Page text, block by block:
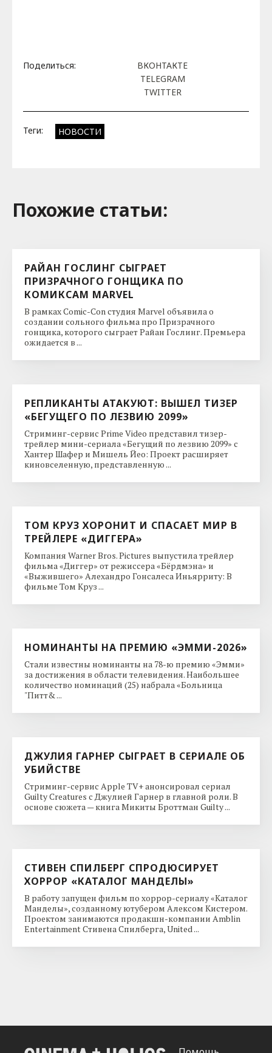
Поделиться:
ВКОНТАКТЕ
TELEGRAM
TWITTER
Теги: НОВОСТИ
Похожие cтатьи:
РАЙАН ГОСЛИНГ СЫГРАЕТ
ПРИЗРАЧНОГО ГОНЩИКА ПО
КОМИКСАМ MARVEL
В рамках Comic-Con студия Marvel объявила о
создании сольного фильма про Призрачного
гонщика, которого сыграет Райан Гослинг. Премьера
ожидается в ...
РЕПЛИКАНТЫ АТАКУЮТ: ВЫШЕЛ ТИЗЕР
«БЕГУЩЕГО ПО ЛЕЗВИЮ 2099»
Стриминг-сервис Prime Video представил тизер-
трейлер мини-сериала «Бегущий по лезвию 2099» с
Хантер Шафер и Мишель Йео: Проект расширяет
киновселенную, представленную ...
ТОМ КРУЗ ХОРОНИТ И СПАСАЕТ МИР В
ТРЕЙЛЕРЕ «ДИГГЕРА»
Компания Warner Bros. Pictures выпустила трейлер
фильма «Диггер» от режиссера «Бёрдмэна» и
«Выжившего» Алехандро Гонсалеса Иньярриту: В
фильме Том Круз ...
НОМИНАНТЫ НА ПРЕМИЮ «ЭММИ-2026»
Стали известны номинанты на 78-ю премию «Эмми»
за достижения в области телевидения. Наибольшее
количество номинаций (25) набрала «Больница
"Питт& ...
ДЖУЛИЯ ГАРНЕР СЫГРАЕТ В СЕРИАЛЕ ОБ
УБИЙСТВЕ
Стриминг-сервис Apple TV+ анонсировал сериал
Guilty Creatures с Джулией Гарнер в главной роли. В
основе сюжета — книга Микиты Броттман Guilty ...
СТИВЕН СПИЛБЕРГ СПРОДЮСИРУЕТ
ХОРРОР «КАТАЛОГ МАНДЕЛЫ»
В работу запущен фильм по хоррор-сериалу «Каталог
Манделы», созданному ютубером Алексом Кистером.
Проектом занимаются продакшн-компании Amblin
Entertainment Стивена Спилберга, United ...